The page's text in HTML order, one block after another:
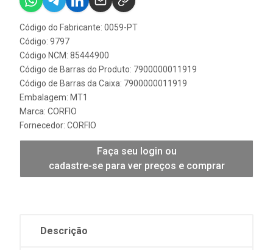
Código do Fabricante: 0059-PT
Código: 9797
Código NCM: 85444900
Código de Barras do Produto: 7900000011919
Código de Barras da Caixa: 7900000011919
Embalagem: MT1
Marca: CORFIO
Fornecedor: CORFIO
Faça seu login ou
cadastre-se para ver preços e comprar
Descrição